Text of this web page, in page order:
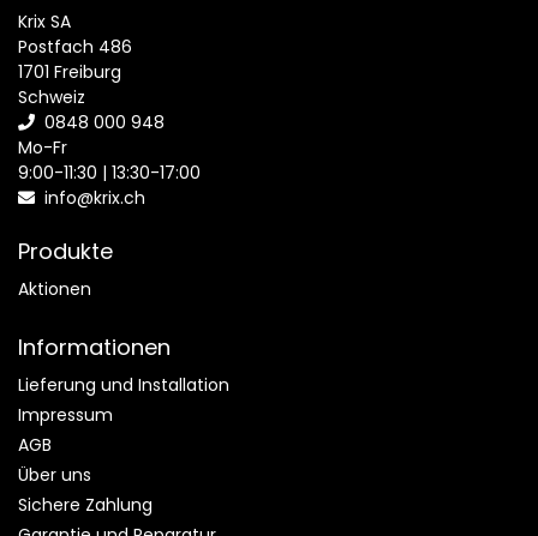
Krix SA
Postfach 486
1701 Freiburg
Schweiz
0848 000 948
Mo-Fr
9:00-11:30 | 13:30-17:00
info@krix.ch
Produkte
Aktionen
Informationen
Lieferung und Installation
Impressum
AGB
Über uns
Sichere Zahlung